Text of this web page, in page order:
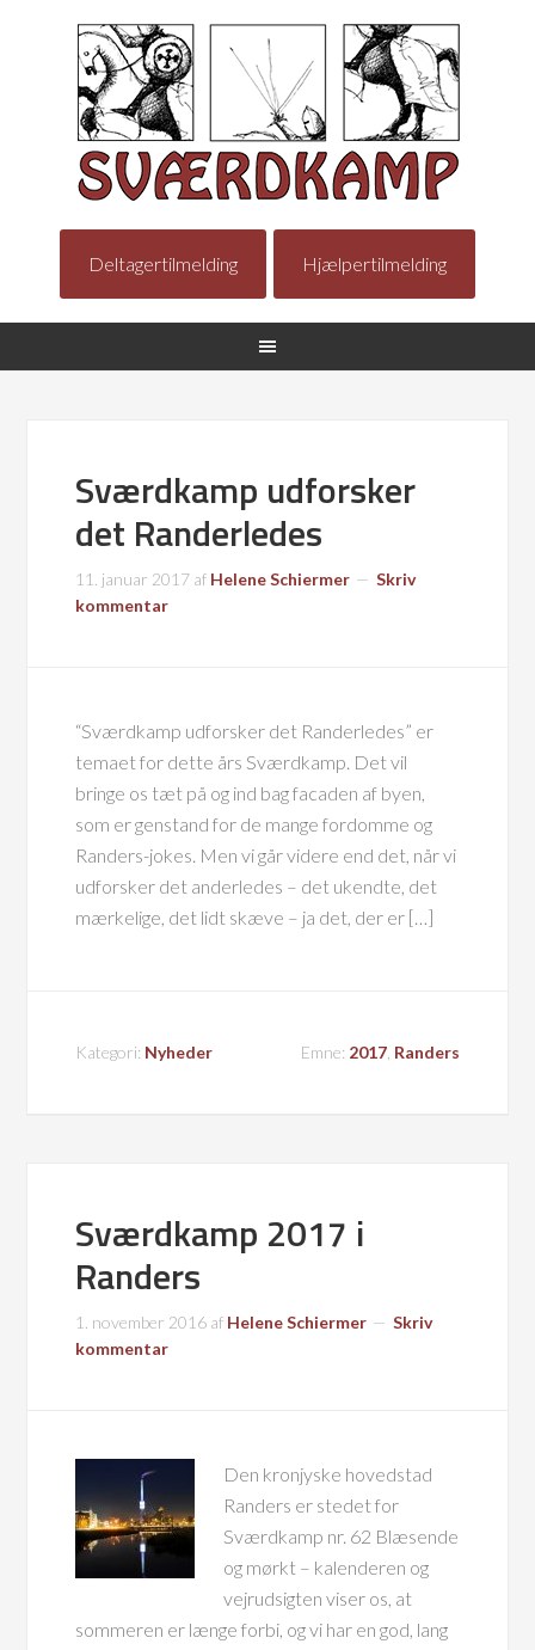
Deltagertilmelding Hjælpertilmelding
Sværdkamp udforsker
det Randerledes
11. januar 2017 af Helene Schiermer
Skriv
kommentar
“Sværdkamp udforsker det Randerledes” er
temaet for dette års Sværdkamp. Det vil
bringe os tæt på og ind bag facaden af byen,
som er genstand for de mange fordomme og
Randers-jokes. Men vi går videre end det, når vi
udforsker det anderledes – det ukendte, det
mærkelige, det lidt skæve – ja det, der er […]
Kategori: Nyheder Emne: 2017, Randers
Sværdkamp 2017 i
Randers
1. november 2016 af Helene Schiermer
Skriv
kommentar
Den kronjyske hovedstad
Randers er stedet for
Sværdkamp nr. 62 Blæsende
og mørkt – kalenderen og
vejrudsigten viser os, at
sommeren er længe forbi, og vi har en god, lang